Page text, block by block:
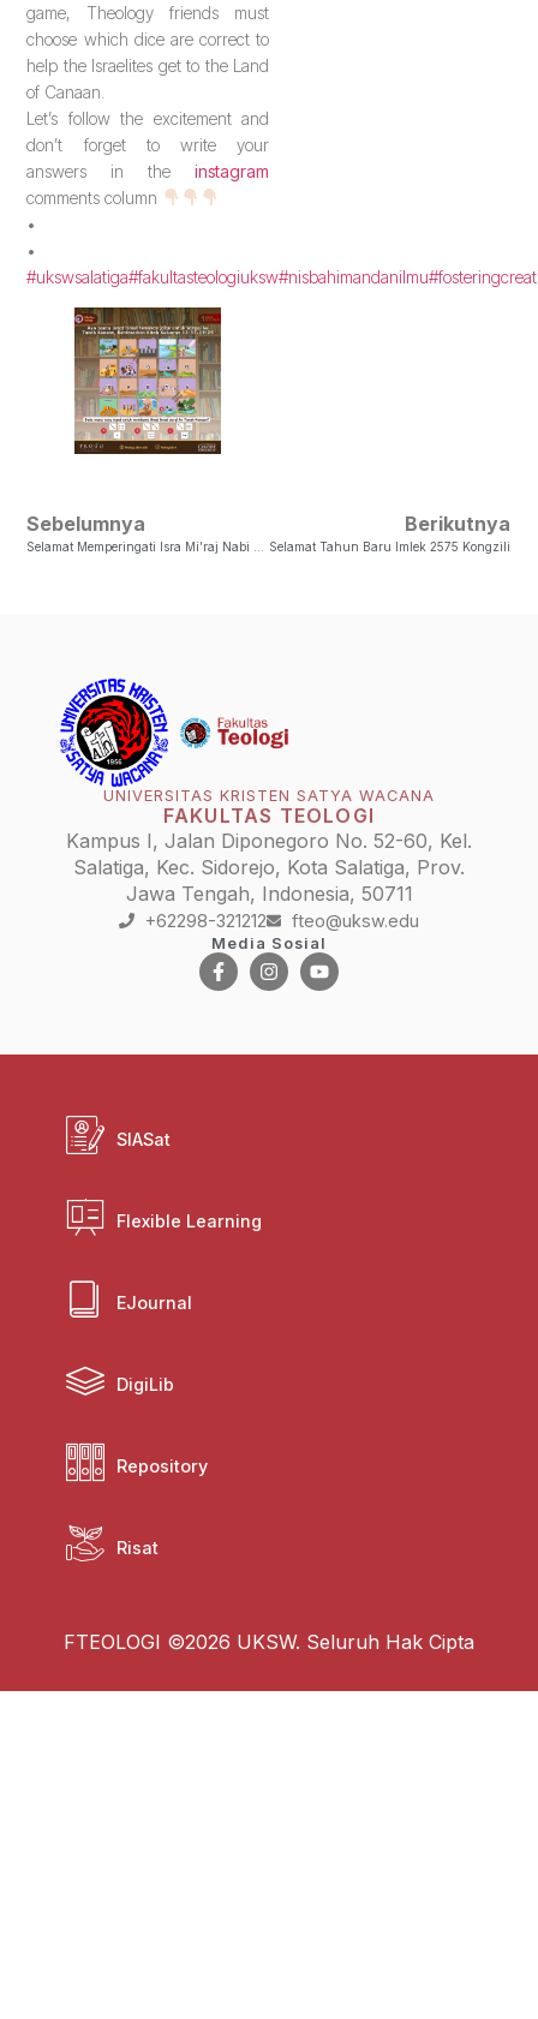
game, Theology friends must
choose which dice are correct to
help the Israelites get to the Land
of Canaan.
Let’s follow the excitement and
don’t forget to write your
answers in the instagram
comments column
•
•
#ukswsalatiga#fakultasteologiuksw#nisbahimandanilmu
Sebelumnya Berikutnya
Selamat Tahun Baru Imlek 2575 Kongzili
UNIVERSITAS KRISTEN SATYA WACANA
FAKULTAS TEOLOGI
Kampus I, Jalan Diponegoro No. 52-60, Kel.
Salatiga, Kec. Sidorejo, Kota Salatiga, Prov.
Jawa Tengah, Indonesia, 50711
+62298-321212 fteo@uksw.edu
Media Sosial
SIASat
Flexible Learning
EJournal
DigiLib
Repository
Risat
FTEOLOGI ©2026 UKSW. Seluruh Hak Cipta